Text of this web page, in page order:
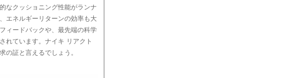
なクッショニング性能がランナ
エネルギーリターンの効率も大
ィードバックや、最先端の科学
れています。ナイキ リアクト
の証と言えるでしょう。